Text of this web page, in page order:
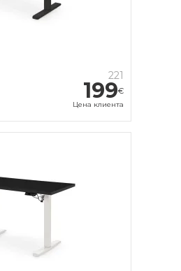
221
199€
Цена клиента